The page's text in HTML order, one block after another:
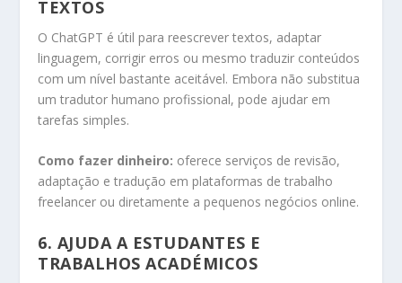
TEXTOS
O ChatGPT é útil para reescrever textos, adaptar
linguagem, corrigir erros ou mesmo traduzir conteúdos
com um nível bastante aceitável. Embora não substitua
um tradutor humano profissional, pode ajudar em
tarefas simples.
Como fazer dinheiro: oferece serviços de revisão,
adaptação e tradução em plataformas de trabalho
freelancer ou diretamente a pequenos negócios online.
6. AJUDA A ESTUDANTES E
TRABALHOS ACADÉMICOS